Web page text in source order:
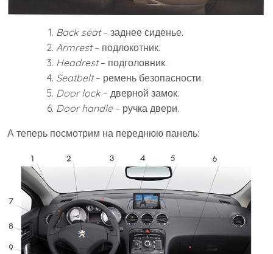
Back seat– заднее сиденье.
Armrest– подлокотник.
Headrest– подголовник.
Seatbelt– ремень безопасности.
Door lock– дверной замок.
Door handle– ручка двери.
А теперь посмотрим на переднюю панель: